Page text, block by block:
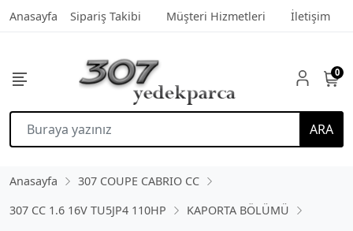
Anasayfa Sipariş Takibi Müşteri Hizmetleri İletişim
ARA
0
Anasayfa
307 COUPE CABRIO CC
307 CC 1.6 16V TU5JP4 110HP
KAPORTA BÖLÜMÜ